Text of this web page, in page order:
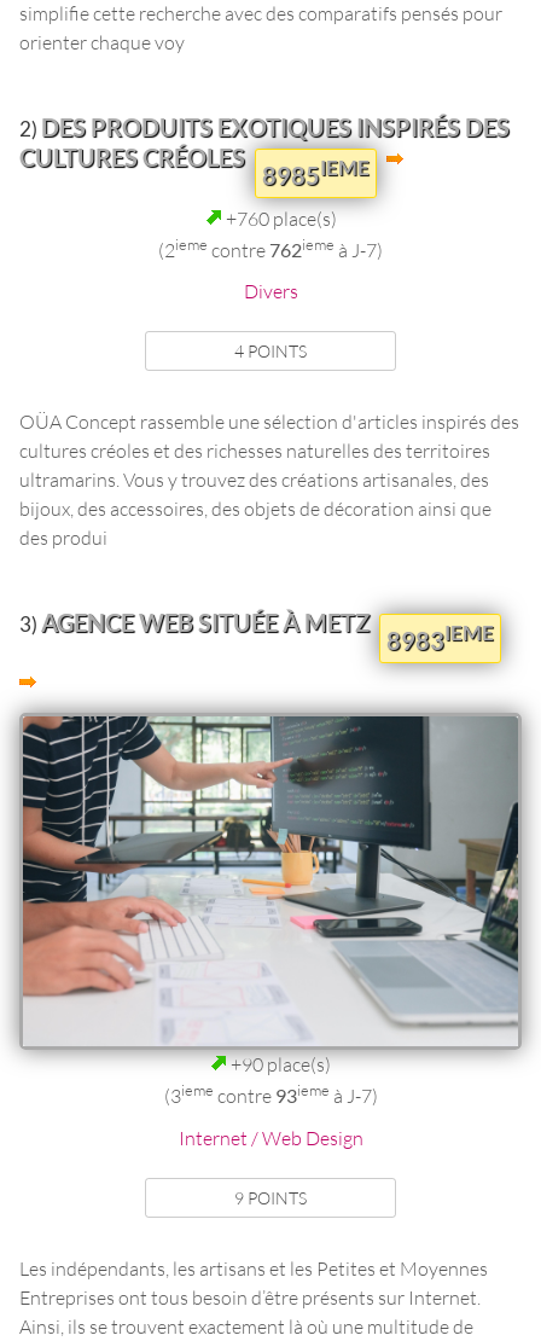
simplifie cette recherche avec des comparatifs pensés pour
orienter chaque voy
2) DES PRODUITS EXOTIQUES INSPIRÉS DES
CULTURES CRÉOLES
8985IEME
+760 place(s)
(2ieme contre 762ieme à J-7)
Divers
4 POINTS
OÜA Concept rassemble une sélection d'articles inspirés des
cultures créoles et des richesses naturelles des territoires
ultramarins. Vous y trouvez des créations artisanales, des
bijoux, des accessoires, des objets de décoration ainsi que
des produi
3)AGENCE WEB SITUÉE À METZ
8983IEME
+90 place(s)
(3ieme contre 93ieme à J-7)
Internet / Web Design
9 POINTS
Les indépendants, les artisans et les Petites et Moyennes
Entreprises ont tous besoin d’être présents sur Internet.
Ainsi, ils se trouvent exactement là où une multitude de